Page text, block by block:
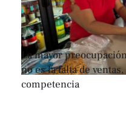
La mayor
no es la falta de
competencia